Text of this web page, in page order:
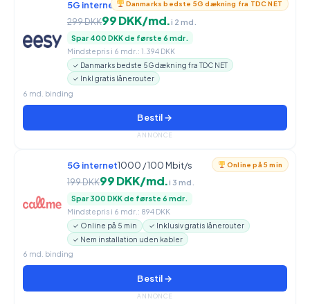
Danmarks bedste 5G dækning fra TDC NET
5G internet950 / 90 Mbit/s
299 DKK99 DKK/md.i 2 md.
Spar 400 DKK de første 6 mdr.
Mindstepris i 6 mdr.: 1.394 DKK
✓ Danmarks bedste 5G dækning fra TDC NET
✓ Inkl gratis lånerouter
6 md. binding
Bestil →
ANNONCE
Online på 5 min
5G internet1000 / 100 Mbit/s
199 DKK99 DKK/md.i 3 md.
Spar 300 DKK de første 6 mdr.
Mindstepris i 6 mdr.: 894 DKK
✓ Online på 5 min
✓ Inklusiv gratis lånerouter
✓ Nem installation uden kabler
6 md. binding
Bestil →
ANNONCE